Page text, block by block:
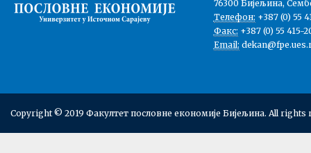
76300 Бијељина,
Телефон: +387 (0) 55
Факс: +387 (0) 55 415-
Email:
Copyright © 2019 Факултет пословне економије Бијељина. All rights